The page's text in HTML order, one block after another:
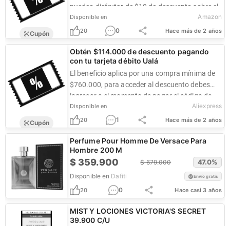
Cupón
pueden disfrutar de $10 de descuento sobre el
precio de compra...
Disponible en Amazon
20 0 Hace más de 2 años
Cupón
Obtén $114.000 de descuento pagando
con tu tarjeta débito Ualá
El beneficio aplica por una compra mínima de
$760.000, para acceder al descuento debes
ingresar a el momento de pagar el código de
descuento 11UALACO30.
Disponible en Aliexpress
20 1 Hace más de 2 años
Perfume Pour Homme De Versace Para
Hombre 200 M
$ 359.900 $679.000 47.0%
Disponible en Dafiti Envío gratis
20 0 Hace casi 3 años
MIST Y LOCIONES VICTORIA'S SECRET
39.900 C/U